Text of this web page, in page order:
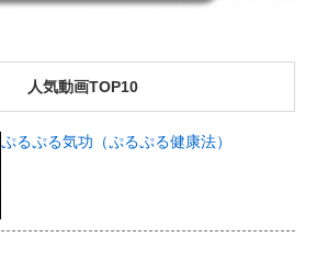
人気動画TOP10
ぷるぷる気功（ぷるぷる健康法）